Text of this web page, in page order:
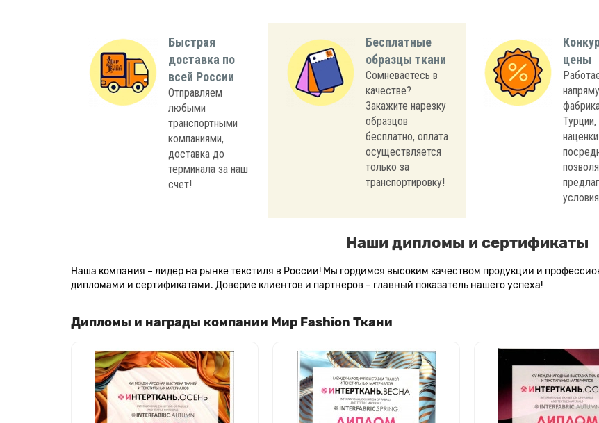
Быстрая
доставка по
всей России
Отправляем
любыми
транспортными
компаниями,
доставка до
терминала за наш
счет!
Бесплатные
образцы ткани
Сомневаетесь в
качестве?
Закажите нарезку
образцов
бесплатно, оплата
осуществляется
только за
транспортировку!
цены
наценки
Наши дипломы и сертификаты
Наша компания – лидер на рынке текстиля в России! Мы гордимся высоким качеством продукции и
дипломами и сертификатами. Доверие клиентов и партнеров – главный показатель нашего успеха!
Дипломы и награды компании Мир Fashion Ткани